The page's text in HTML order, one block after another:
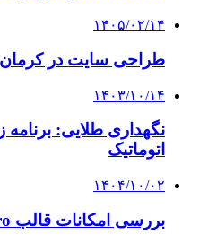
۱۴۰۵/۰۲/۱۴
طراحی سایت در کرمان
۱۴۰۳/۱۰/۱۴
نگهداری طلایی:
اتوماتیک
۱۴۰۴/۱۰/۰۲
بررسی امکانات قالب Astra Pro